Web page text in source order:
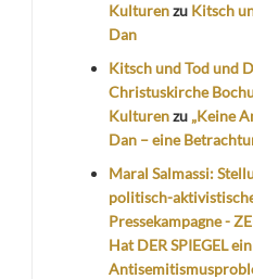
Kulturenzu Kitsch
Dan
Kitsch und Tod und
Christuskirche
Kulturenzu „Keine
Dan – eine
Maral Salmassi:
politisch-
Pressekampagne -
Hat DER SPIEGEL ein